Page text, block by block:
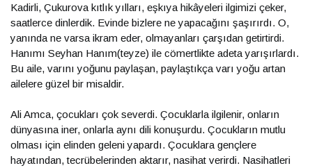
Kadirli, Çukurova kıtlık yılları, eşkıya hikâyeleri ilgimizi çeker,
saatlerce dinlerdik. Evinde bizlere ne yapacağını şaşırırdı. O,
yanında ne varsa ikram eder, olmayanları çarşıdan getirtirdi.
Hanımı Seyhan Hanım(teyze) ile cömertlikte adeta yarışırlardı.
Bu aile, varını yoğunu paylaşan, paylaştıkça varı yoğu artan
ailelere güzel bir misaldir.
Ali Amca, çocukları çok severdi. Çocuklarla ilgilenir, onların
dünyasına iner, onlarla aynı dili konuşurdu. Çocukların mutlu
olması için elinden geleni yapardı. Çocuklara gençlere
hayatından, tecrübelerinden aktarır, nasihat verirdi. Nasihatleri